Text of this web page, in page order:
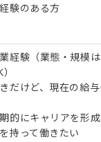
験のある方
経験（業態・規模
だけど、現在の給
的にキャリアを形
持って働きたい